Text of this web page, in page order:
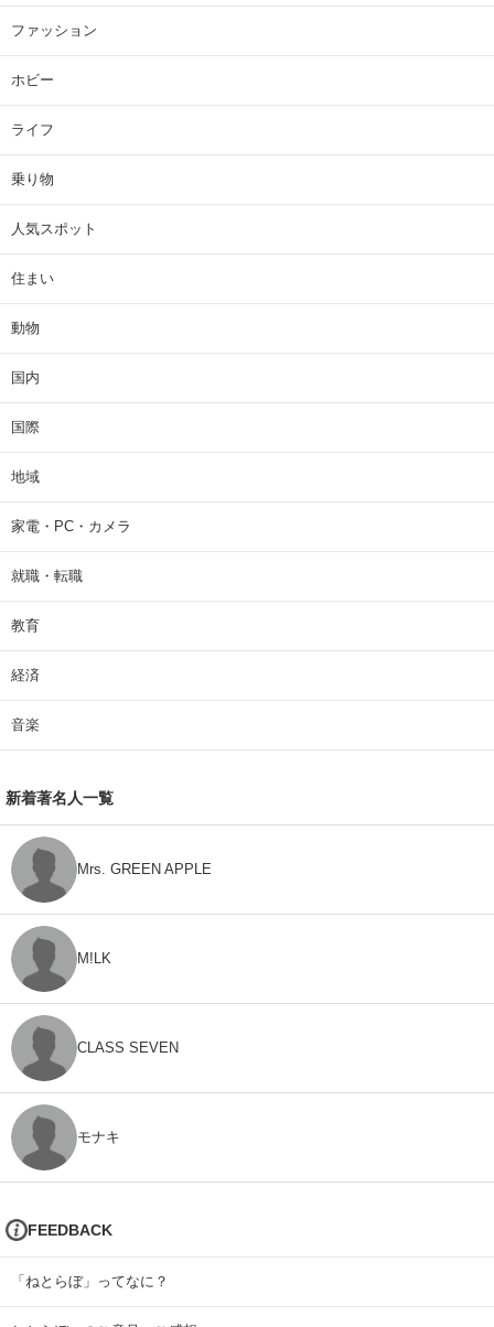
ファッション
ホビー
ライフ
乗り物
人気スポット
住まい
動物
国内
国際
地域
家電・PC・カメラ
就職・転職
教育
経済
音楽
新着著名人一覧
Mrs. GREEN APPLE
M!LK
CLASS SEVEN
モナキ
FEEDBACK
「ねとらぼ」ってなに？